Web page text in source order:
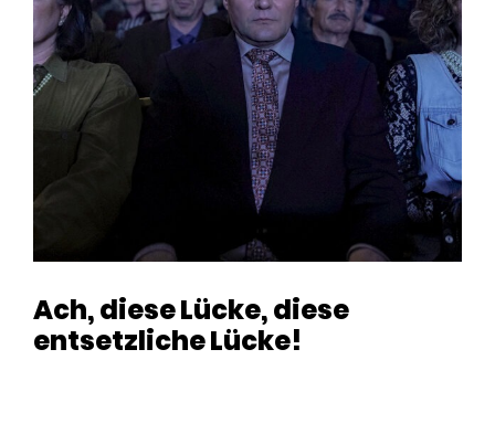
Ach, diese Lücke, diese
entsetzliche Lücke!